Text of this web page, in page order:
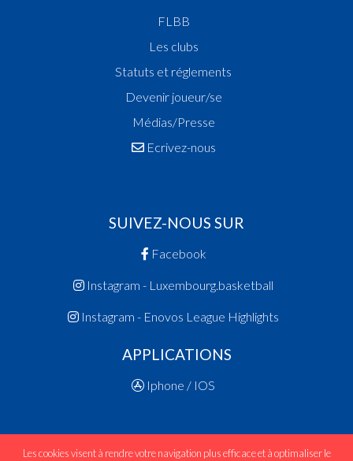
FLBB
Les clubs
Statuts et réglements
Devenir joueur/se
Médias/Presse
Ecrivez-nous
SUIVEZ-NOUS SUR
Facebook
Instagram - Luxembourg.basketball
Instagram - Enovos League Highlights
APPLICATIONS
Iphone / IOS
Les cookies visent à rendre votre navigation plus efficace et à optimaliser le